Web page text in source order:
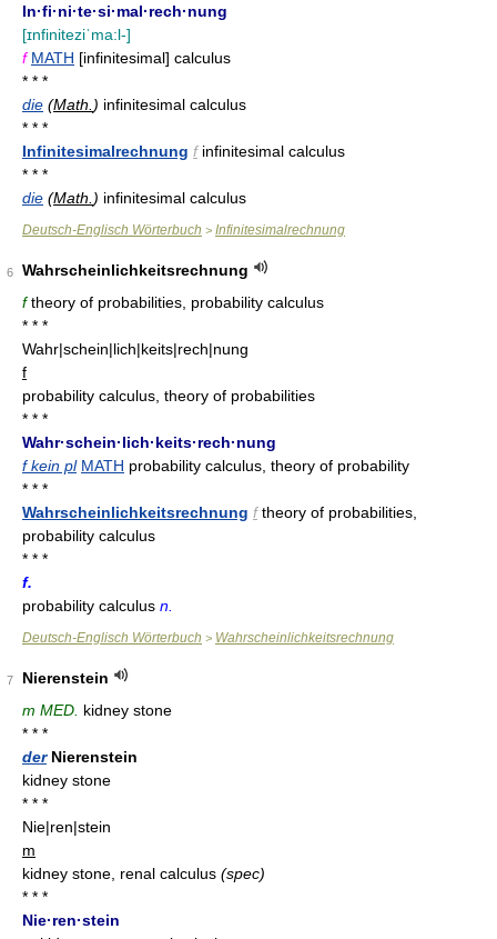
In·fi·ni·te·si·mal·rech·nung
[ɪnfiniteziˈma:l-]
f MATH [infinitesimal] calculus
* * *
die (Math. ) infinitesimal calculus
* * *
Infinitesimalrechnung finfinitesimal calculus
* * *
die (Math. ) infinitesimal calculus
Deutsch-Englisch Wörterbuch > Infinitesimalrechnung
6
Wahrscheinlichkeitsrechnung
ftheory of probabilities, probability calculus
* * *
Wahr|schein|lich|keits|rech|nung
f
probability calculus, theory of probabilities
* * *
Wahr·schein·lich·keits·rech·nung
f kein pl MATH probability calculus, theory of probability
* * *
Wahrscheinlichkeitsrechnung ftheory of probabilities,
probability calculus
* * *
f.
probability calculus n.
Deutsch-Englisch Wörterbuch > Wahrscheinlichkeitsrechnung
7
Nierenstein
m MED. kidney stone
* * *
derNierenstein
kidney stone
* * *
Nie|ren|stein
m
kidney stone, renal calculus (spec)
* * *
Nie·ren·stein